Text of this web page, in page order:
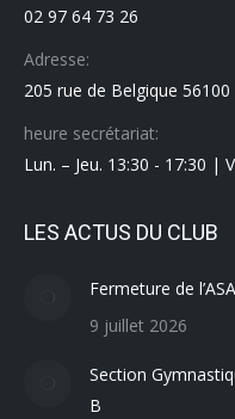
02 97 64 73 26
Adresse:
205 rue de Belgique 56100
heure secrétariat:
Lun. – Jeu. 13:30 - 17:30 |
LES ACTUS DU CLUB
Fermeture de
9 juillet 2026
Section
B